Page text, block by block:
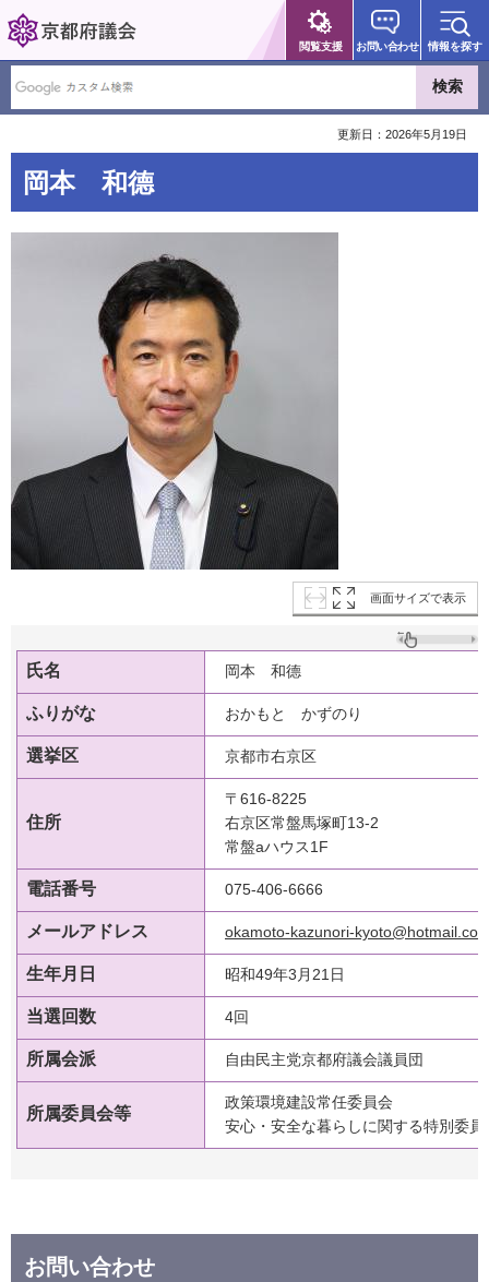
京都府議会
閲覧支援 お問い合わせ 情報を探す
更新日：2026年5月19日
岡本 和德
画面サイズで表示
氏名 岡本 和德
ふりがな おかもと かずのり
選挙区 京都市右京区
住所
〒616-8225
右京区常盤馬塚町13-2
常盤aハウス1F
電話番号 075-406-6666
メールアドレス okamoto-kazunori-
生年月日 昭和49年3月21日
当選回数 4回
所属会派 自由民主党京都府議会議員団
所属委員会等
政策環境建設常任委員会
安心・安全な暮らしに関する特別委
お問い合わせ